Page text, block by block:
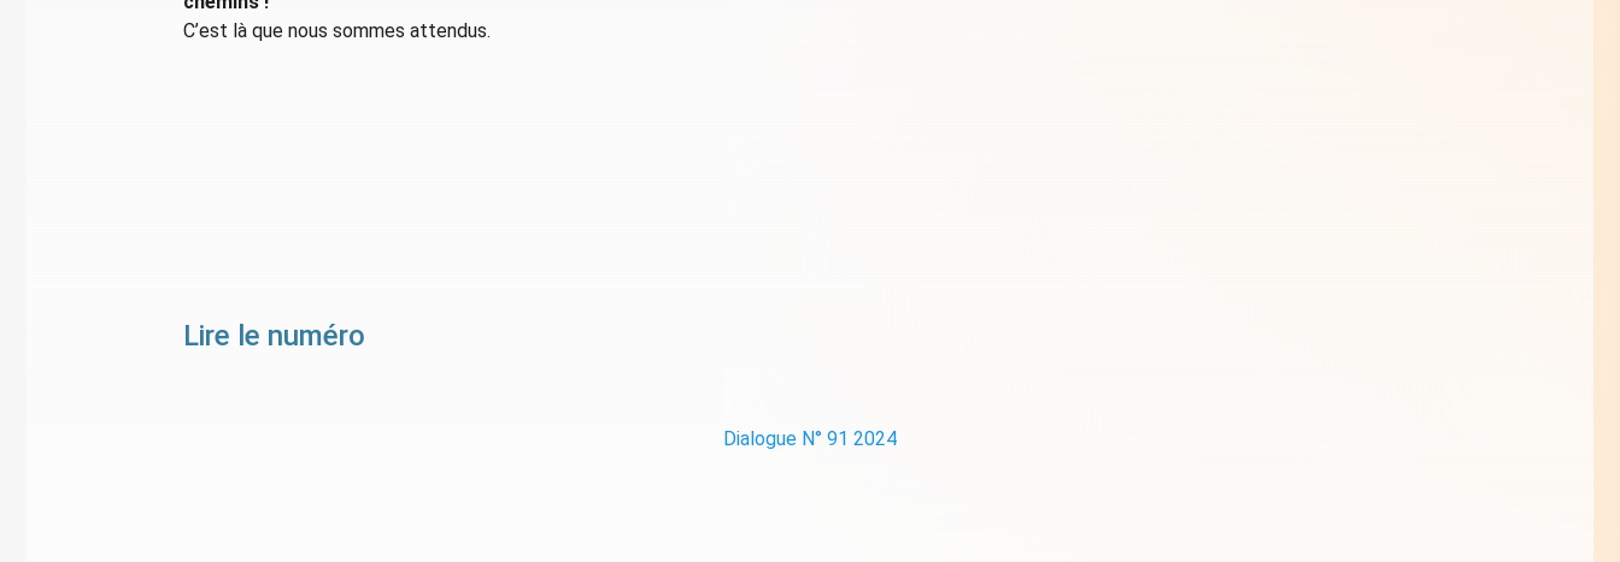
C’est là que nous sommes attendus.
Lire le numéro
Dialogue N° 91 2024